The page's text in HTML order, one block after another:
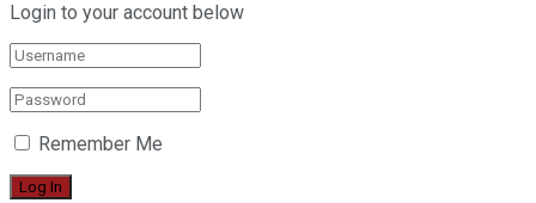
Login to your account below
Remember Me